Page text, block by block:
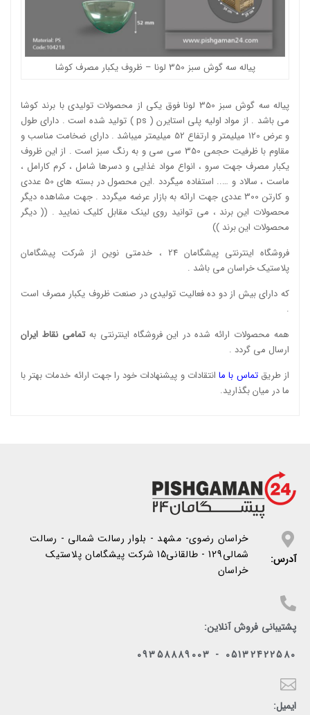
پیاله سه گوش سبز 350 لونا – ظروف یکبار مصرف کوشا
پیاله سه گوش سبز 350 لونا فوق یکی از محصولات تولیدی با برند کوشا
می باشد . از مواد اولیه پلی استایرن ( ps ) تولید شده است . دارای طول
و عرض 120 میلیمتر و ارتفاع 52 میلیمتر میباشد . دارای ضخامت مناسب و
مقاوم با ظرفیت حجمی 350 سی سی و به رنگ سبز است . از این ظروف
یکبار مصرف جهت سرو ، انواع مواد غذایی و دسرها شامل ، کرم کارامل ،
ماست ، سالاد و ….. استفاده میگردد .این محصول در بسته های 50 عددی
و کارتن 300 عددی جهت ارائه به بازار عرضه میگردد . جهت مشاهده دیگر
محصولات این برند ، می توانید روی لینک مقابل کلیک نمایید . (( دیگر
محصولات این برند ))
فروشگاه اینترنتی پیشگامان 24 ، خدمتی نوین از شرکت پیشگامان
پلاستیک خراسان می باشد .
که دارای بیش از دو ده فعالیت تولیدی در صنعت ظروف یکبار مصرف است
.
همه محصولات ارائه شده در این فروشگاه اینترنتی بهتمامی نقاط ایران
ارسال می گردد .
از طریقتماس با ما انتقادات و پیشنهادات خود را جهت ارائه خدمات بهتر با
ما در میان بگذارید.
آدرس:
خراسان رضوی- مشهد - بلوار رسالت شمالی - رسالت
شمالی129 - طالقانی15 شرکت پیشگامان پلاستیک
خراسان
پشتیبانی فروش آنلاین:
05132422580 - 09358889003
ایمیل: